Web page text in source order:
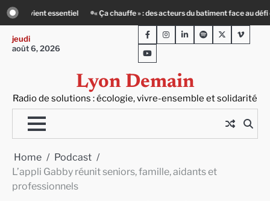
Skip
to
content
acteurs du batiment face au défi climatique Entourage : un petit-déj contre
jeudi
août 6, 2026
Lyon Demain
Radio de solutions : écologie, vivre-ensemble et solidarité
FacebookInstagram
LinkedInSpotifyTwitterViméo
Youtube
Home
Podcast
L’appli Gabby réunit seniors, famille, aidants et
professionnels